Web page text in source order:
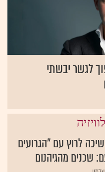
לגשר יבשתי
לרוץ עם "הגרועים
שכנים מהגיהנום